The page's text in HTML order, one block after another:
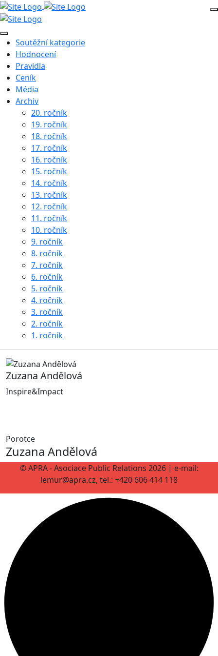
Soutěžní kategorie
Hodnocení
Pravidla
Ceník
Média
Archiv
20. ročník
19. ročník
18. ročník
17. ročník
16. ročník
15. ročník
14. ročník
13. ročník
12. ročník
11. ročník
10. ročník
9. ročník
8. ročník
7. ročník
6. ročník
5. ročník
4. ročník
3. ročník
2. ročník
1. ročník
Zuzana Andělová
Inspire&Impact
Porotce
Zuzana Andělová
© APRA - Asociace Public Relations 2026 | e-mail:
lemur@apra.cz, tel.: +420 606 414 118